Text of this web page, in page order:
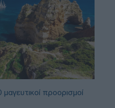
προορισμοί